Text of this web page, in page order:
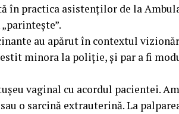
în practica asistenților de la
au apărut în contextul
minora la poliție, și par a fi
vaginal cu acordul pacientei.
o sarcină extrauterină. La